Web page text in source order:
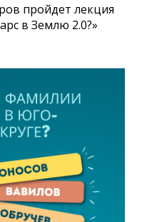
пройдет лекция
в Землю 2.0?»